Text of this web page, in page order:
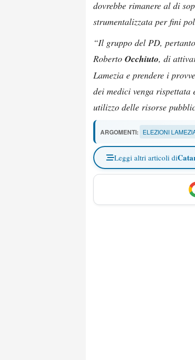
dovrebbe rimanere al di
strumentalizzata per fini
“Il gruppo del PD,
Roberto Occhiuto, di
Lamezia e prendere i
dei medici venga
utilizzo delle risorse
ARGOMENTI: ELEZIONI
Leggi altri articoli di